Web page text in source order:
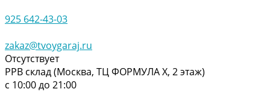
925 642-43-03
zakaz@tvoygaraj.ru
Отсутствует
РРВ склад (Москва, ТЦ ФОРМУЛА Х, 2 этаж)
с 10:00 до 21:00